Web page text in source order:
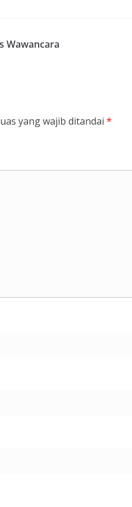
Wawancara
yang wajib ditandai *